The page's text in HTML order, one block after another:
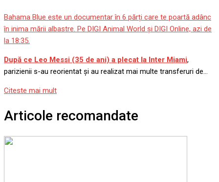
Bahama Blue este un documentar în 6 părți care te poartă adânc
în inima mării albastre. Pe DIGI Animal World și DIGI Online, azi de
la 18:35.
După ce Leo Messi (35 de ani) a plecat la Inter Miami,
parizienii s-au reorientat și au realizat mai multe transferuri de…
Citeste mai mult
Articole recomandate